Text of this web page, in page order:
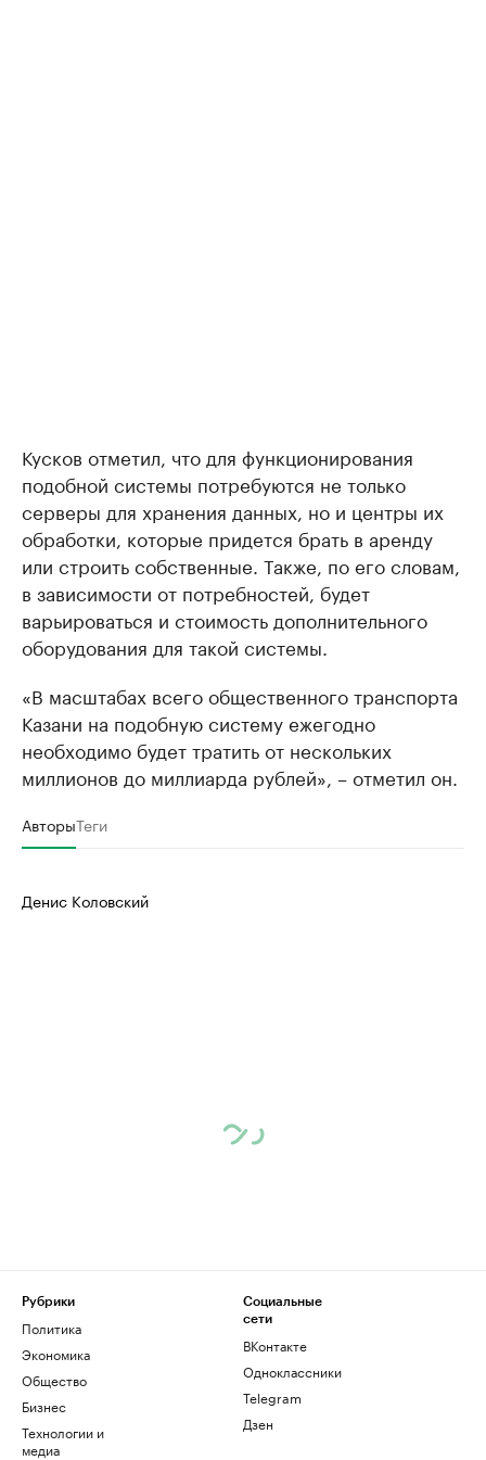
Кусков отметил, что для функционирования
подобной системы потребуются не только
серверы для хранения данных, но и центры их
обработки, которые придется брать в аренду
или строить собственные. Также, по его словам,
в зависимости от потребностей, будет
варьироваться и стоимость дополнительного
оборудования для такой системы.
«В масштабах всего общественного транспорта
Казани на подобную систему ежегодно
необходимо будет тратить от нескольких
миллионов до миллиарда рублей», – отметил он.
АвторыТеги
Денис Коловский
Рубрики
Политика
Экономика
Общество
Бизнес
Технологии и
медиа
Социальные
сети
ВКонтакте
Одноклассники
Telegram
Дзен